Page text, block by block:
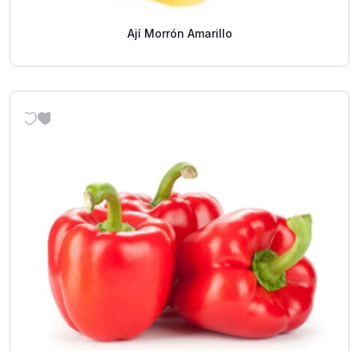
Ají Morrón Amarillo